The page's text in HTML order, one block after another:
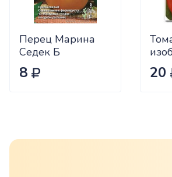
Перец Марина
Седек Б
8 20